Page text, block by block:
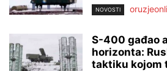
NOVOSTI
S-400 gađao
horizonta:
taktiku kojom